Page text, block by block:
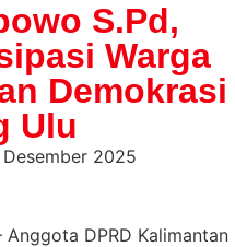
S.Pd,
Warga
Demokrasi
Ulu
2025
Anggota DPRD Kalimantan